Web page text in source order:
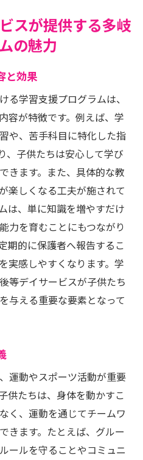
スが提供する多岐
の魅力
と効果
る学習支援プログラムは、
容が特徴です。例えば、学
や、苦手科目に特化した指
、子供たちは安心して学び
きます。また、具体的な教
楽しくなる工夫が施されて
は、単に知識を増やすだけ
力を育むことにもつながり
期的に保護者へ報告するこ
実感しやすくなります。学
等デイサービスが子供たち
与える重要な要素となって
運動やスポーツ活動が重要
供たちは、身体を動かすこ
く、運動を通じてチームワ
きます。たとえば、グルー
ールを守ることやコミュニ